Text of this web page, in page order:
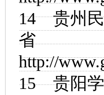
14贵州
省
http://
15贵阳